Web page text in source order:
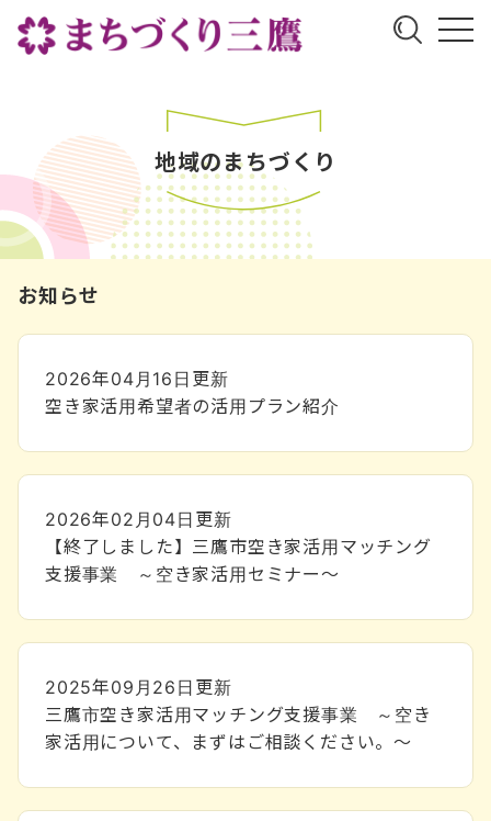
地域のまちづくり
お知らせ
2026年04月16日 更新
空き家活用希望者の活用プラン紹介
2026年02月04日 更新
【終了しました】三鷹市空き家活用マッチング
支援事業 ～空き家活用セミナー～
2025年09月26日 更新
三鷹市空き家活用マッチング支援事業 ～空き
家活用について、まずはご相談ください。～